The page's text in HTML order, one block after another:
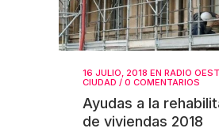
16 JULIO, 2018 EN RADIO
CIUDAD / 0 COMENTARIOS
Ayudas a la
de viviendas 2018